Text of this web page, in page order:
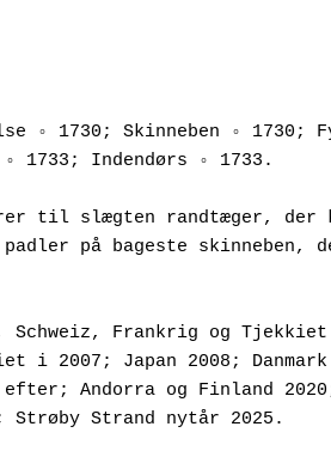
◦ 1730; Skinneben ◦ 1730;
1733; Indendørs ◦ 1733.
til slægten randtæger, der
på bageste skinneben,
Frankrig og
i 2007; Japan 2008; Danmark
efter; Andorra og Finland
Strøby Strand nytår 2025.